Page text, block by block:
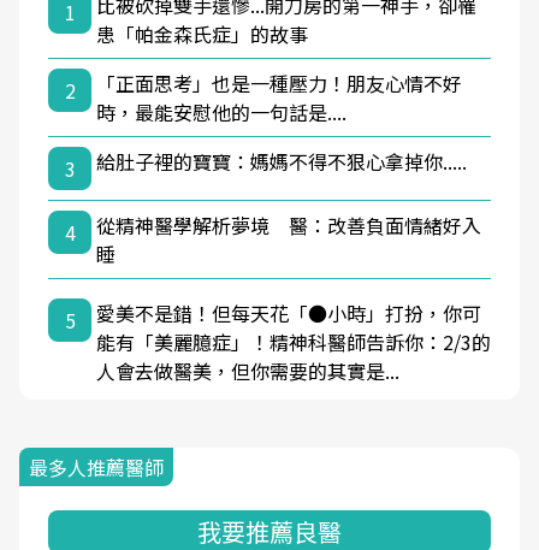
1
患「帕金森氏症」的故事
2
「正面思考」也是一種壓力！朋友心情不好
時，最能安慰他的一句話是....
3
給肚子裡的寶寶：媽媽不得不狠心拿掉你.....
4
從精神醫學解析夢境 醫：改善負面情緒好入
睡
5
愛美不是錯！但每天花「●小時」打扮，你可
能有「美麗臆症」！精神科醫師告訴你：2/3的
人會去做醫美，但你需要的其實是...
最多人推薦醫師
我要推薦良醫